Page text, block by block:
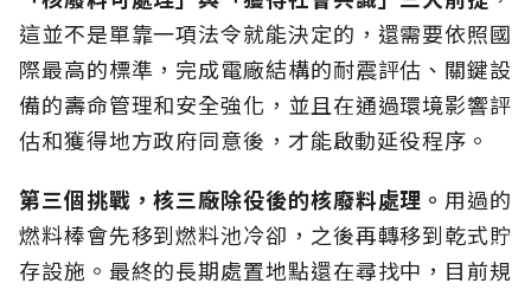
這並不是單靠一項法令就能決定的，還需要依照國
際最高的標準，完成電廠結構的耐震評估、關鍵設
備的壽命管理和安全強化，並且在通過環境影響評
估和獲得地方政府同意後，才能啟動延役程序。
第三個挑戰，核三廠除役後的核廢料處理。 用過的
燃料棒會先移到燃料池冷卻，之後再轉移到乾式貯
存設施。最終的長期處置地點還在尋找中，目前規